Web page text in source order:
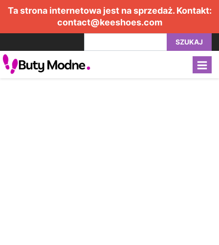
Ta strona internetowa jest na sprzedaż. Kontakt:
contact@keeshoes.com
SZUKAJ